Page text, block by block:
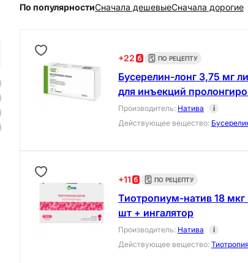
По популярностиCначала дешевыеCначала дорогие
+22 ПО РЕЦЕПТУ
Бусерелин-лонг 3,75 мг
для инъекций
Производитель: Натива
i
Действующее вещество:
+11 ПО РЕЦЕПТУ
Тиотропиум-натив 18
шт + ингалятор
Производитель: Натива
i
Действующее вещество: